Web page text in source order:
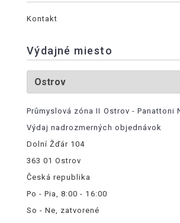
Kontakt
Výdajné miesto
Průmyslová zóna II Ostrov - Panattoni
Výdaj nadrozmerných objednávok
Dolní Žďár 104
363 01 Ostrov
Česká republika
Po - Pia, 8:00 - 16:00
So - Ne, zatvorené